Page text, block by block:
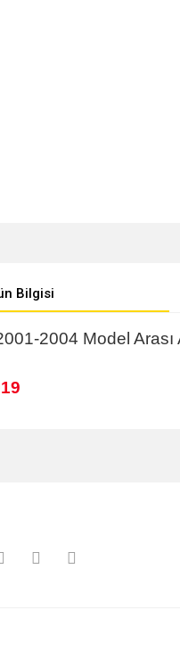
Bilgisi
2004 Model Arası
bilgiler bulunuyor.